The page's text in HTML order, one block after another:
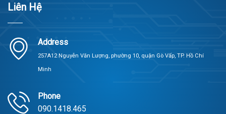
Liên Hệ
Address
257A12 Nguyễn Văn Lượng, phường 10, quận Gò Vấp, TP. Hồ Chí
Minh
Phone
090.1418.465